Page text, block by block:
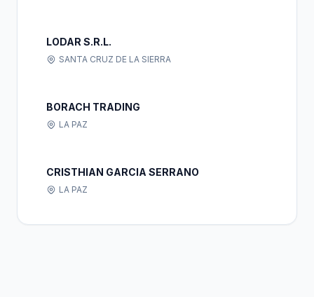
LODAR S.R.L.
SANTA CRUZ DE LA SIERRA
BORACH TRADING
LA PAZ
CRISTHIAN GARCIA SERRANO
LA PAZ